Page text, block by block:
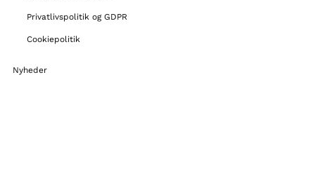
Privatlivspolitik og GDPR
Cookiepolitik
Nyheder